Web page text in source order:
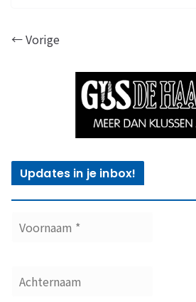
← Vorige
Updates in je inbox!